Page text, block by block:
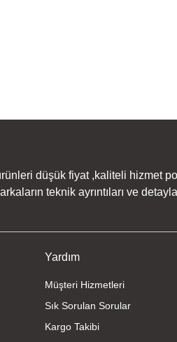
düşük fiyat ,kaliteli hizmet
teknik ayrıntıları ve
Yardım
Müşteri Hizmetleri
Sık Sorulan Sorular
Kargo Takibi